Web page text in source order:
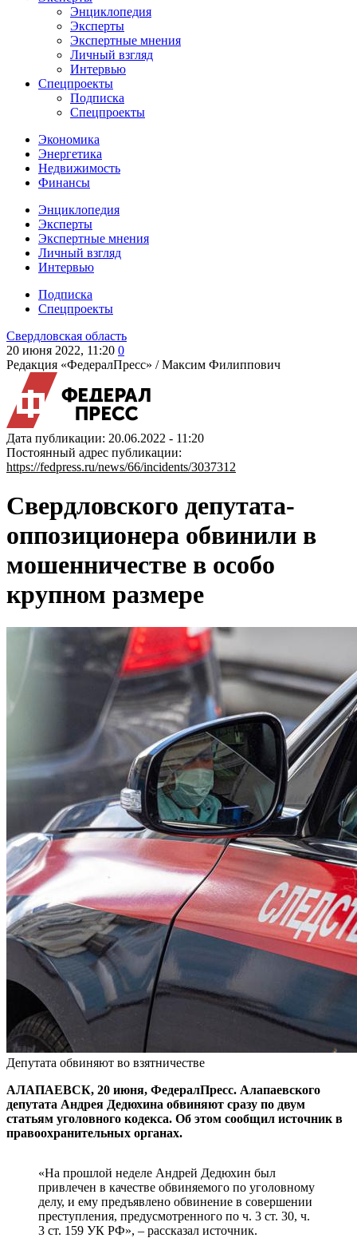
Энциклопедия
Эксперты
Экспертные мнения
Личный взгляд
Интервью
Спецпроекты
Подписка
Спецпроекты
Экономика
Энергетика
Недвижимость
Финансы
Энциклопедия
Эксперты
Экспертные мнения
Личный взгляд
Интервью
Подписка
Спецпроекты
Свердловская область
20 июня 2022, 11:20 0
Редакция «ФедералПресс» /Максим Филиппович
Дата публикации: 20.06.2022 - 11:20
Постоянный адрес публикации:
https://fedpress.ru/news/66/incidents/3037312
Свердловского депутата-
оппозиционера обвинили в
мошенничестве в особо
крупном размере
Депутата обвиняют во взятничестве
АЛАПАЕВСК, 20 июня, ФедералПресс. Алапаевского
депутата Андрея Дедюхина обвиняют сразу по двум
статьям уголовного кодекса. Об этом сообщил источник в
правоохранительных органах.
«На прошлой неделе Андрей Дедюхин был
привлечен в качестве обвиняемого по уголовному
делу, и ему предъявлено обвинение в совершении
преступления, предусмотренного по ч. 3 ст. 30, ч.
3 ст. 159 УК РФ», – рассказал источник.